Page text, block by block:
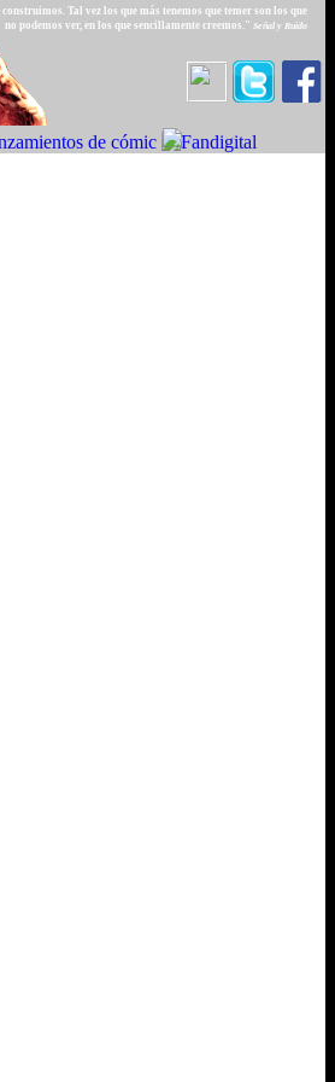
Tal vez los que más tenemos que temer son los que
no podemos ver, en los que sencillamente creemos." Señal y Ruido